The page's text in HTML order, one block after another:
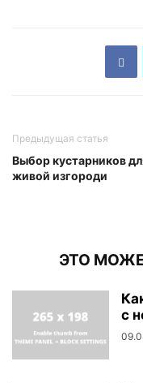
Предыдущая статья
Выбор кустарников
живой изгороди
ЭТО
с